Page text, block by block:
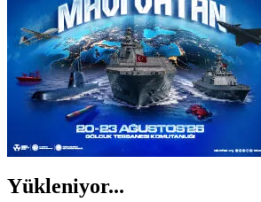
Yükleniyor...